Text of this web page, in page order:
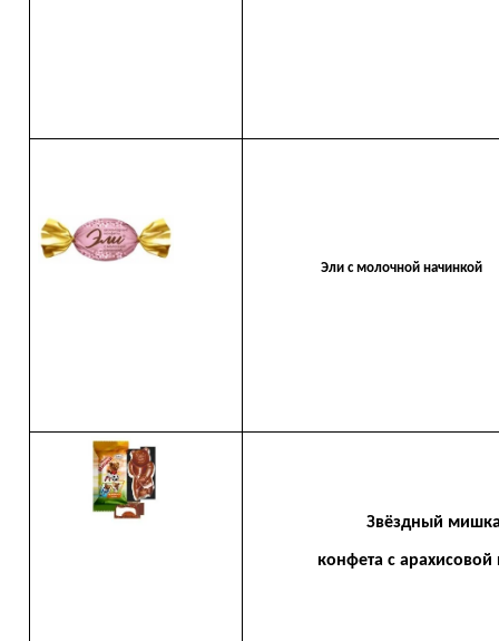
Эли с молочной начинкой
Звёздный
конфета с арахисовой